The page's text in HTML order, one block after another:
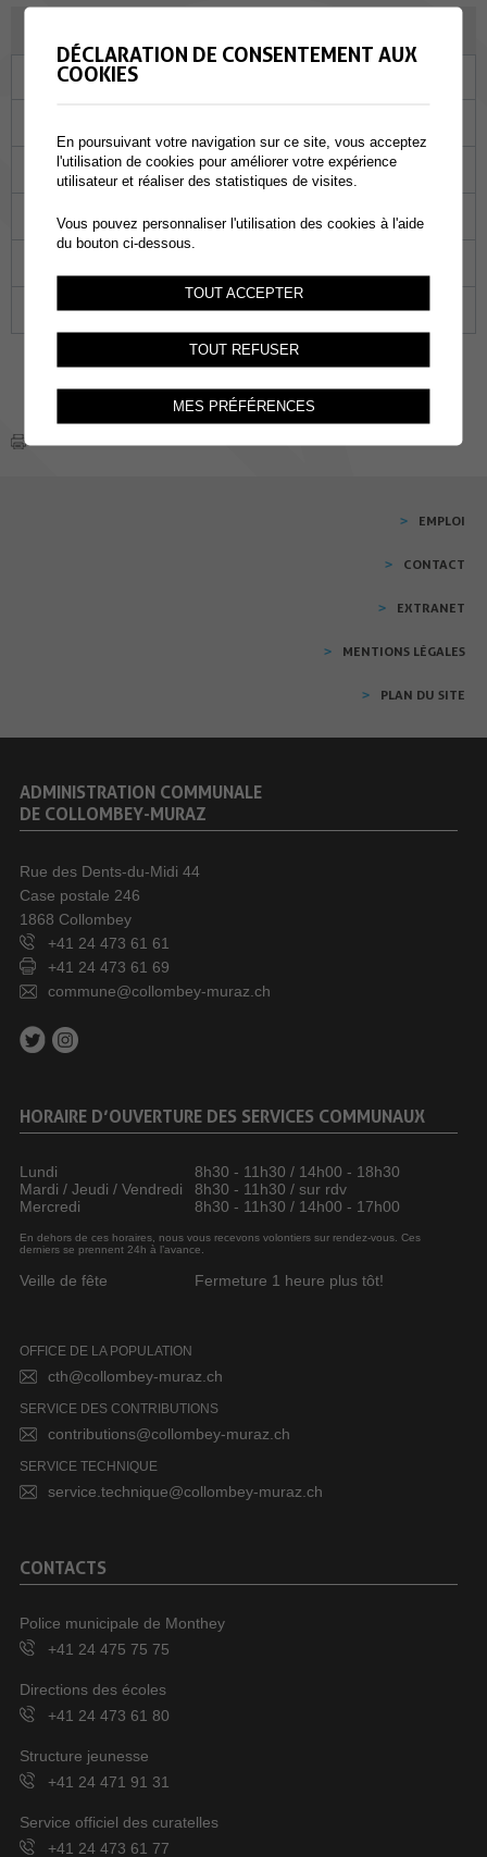
Ma
05 06 07 08 09
14 15 16
26 27 28 29 30
EMPLOI
CONTACT
EXTRANET
MENTIONS LÉGALES
PLAN DU SITE
ADMINISTRATION COMMUNALE
DE COLLOMBEY-MURAZ
Rue des Dents-du-Midi 44
Case postale 246
1868 Collombey
+41 24 473 61 61
+41 24 473 61 69
commune@collombey-muraz.ch
HORAIRE D’OUVERTURE DES SERVICES COMMUNAUX
Lundi
8h30 - 11h30 / 14h00 - 18h30
Mardi / Jeudi / Vendredi
8h30 - 11h30 / sur rdv
Mercredi
8h30 - 11h30 / 14h00 - 17h00
En dehors de ces horaires, nous vous recevons volontiers sur rendez-vous. Ces
derniers se prennent 24h à l’avance.
Veille de fête Fermeture 1 heure plus tôt!
OFFICE DE LA POPULATION
cth@collombey-muraz.ch
SERVICE DES CONTRIBUTIONS
contributions@collombey-muraz.ch
SERVICE TECHNIQUE
service.technique@collombey-muraz.ch
CONTACTS
Police municipale de Monthey
+41 24 475 75 75
Directions des écoles
+41 24 473 61 80
Structure jeunesse
+41 24 471 91 31
Service officiel des curatelles
+41 24 473 61 77
DÉCLARATION DE CONSENTEMENT AUX
COOKIES
En poursuivant votre navigation sur ce site, vous acceptez
l'utilisation de cookies pour améliorer votre expérience
utilisateur et réaliser des statistiques de visites.
Vous pouvez personnaliser l'utilisation des cookies à l'aide
du bouton ci-dessous.
TOUT ACCEPTER
TOUT REFUSER
MES PRÉFÉRENCES